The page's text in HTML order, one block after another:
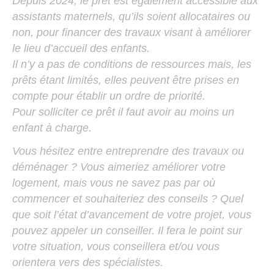
assistants maternels, qu’ils soient allocataires ou
non, pour financer des travaux visant à améliorer
le lieu d’accueil des enfants.
Il n’y a pas de conditions de ressources mais, les
prêts étant limités, elles peuvent être prises en
compte pour établir un ordre de priorité.
Pour solliciter ce prêt il faut avoir au moins un
enfant à charge.
Vous hésitez entre entreprendre des travaux ou
déménager ? Vous aimeriez améliorer votre
logement, mais vous ne savez pas par où
commencer et souhaiteriez des conseils ? Quel
que soit l’état d’avancement de votre projet, vous
pouvez appeler un conseiller. Il fera le point sur
votre situation, vous conseillera et/ou vous
orientera vers des spécialistes.